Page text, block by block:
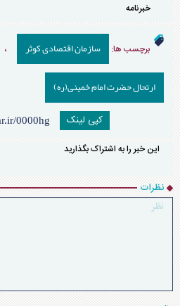
خبرنامه
برچسب ها: سازمان اقتصادی کوثر ،
ارتحال حضرت امام خمینی(ره)
کپی لینک
این خبر را به اشتراک بگذارید
نظرات